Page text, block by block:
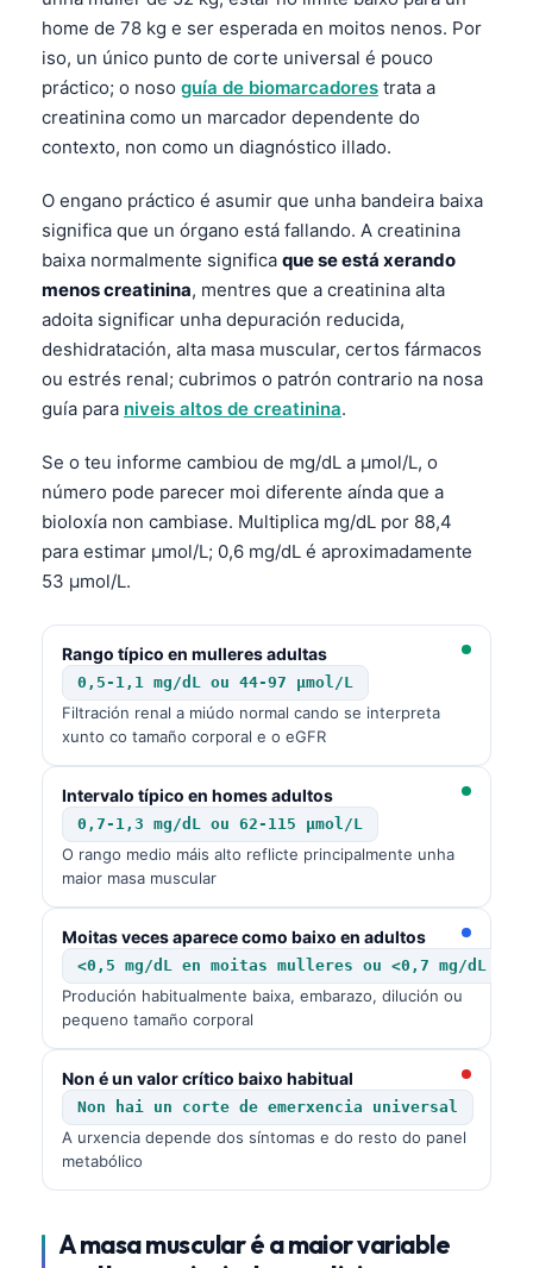
home de 78 kg e ser esperada en moitos nenos. Por
iso, un único punto de corte universal é pouco
práctico; o noso guía de biomarcadores trata a
creatinina como un marcador dependente do
contexto, non como un diagnóstico illado.
O engano práctico é asumir que unha bandeira baixa
significa que un órgano está fallando. A creatinina
baixa normalmente significa que se está xerando
menos creatinina, mentres que a creatinina alta
adoita significar unha depuración reducida,
deshidratación, alta masa muscular, certos fármacos
ou estrés renal; cubrimos o patrón contrario na nosa
guía para niveis altos de creatinina.
Se o teu informe cambiou de mg/dL a µmol/L, o
número pode parecer moi diferente aínda que a
bioloxía non cambiase. Multiplica mg/dL por 88,4
para estimar µmol/L; 0,6 mg/dL é aproximadamente
53 µmol/L.
Rango típico en mulleres adultas
0,5-1,1 mg/dL ou 44-97 µmol/L
Filtración renal a miúdo normal cando se interpreta
xunto co tamaño corporal e o eGFR
Intervalo típico en homes adultos
0,7-1,3 mg/dL ou 62-115 µmol/L
O rango medio máis alto reflicte principalmente unha
maior masa muscular
Moitas veces aparece como baixo en adultos
<0,5 mg/dL en moitas mulleres ou <0,7 mg/dL en
Produción habitualmente baixa, embarazo, dilución ou
pequeno tamaño corporal
Non é un valor crítico baixo habitual
Non hai un corte de emerxencia universal
A urxencia depende dos síntomas e do resto do panel
metabólico
A masa muscular é a maior variable